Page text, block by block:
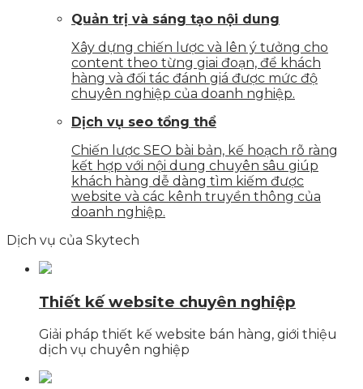
Quản trị và sáng tạo nội dung
Xây dựng chiến lược và lên ý tưởng cho
content theo từng giai đoạn, để khách
hàng và đối tác đánh giá được mức độ
chuyên nghiệp của doanh nghiệp.
Dịch vụ seo tổng thể
Chiến lược SEO bài bản, kế hoạch rõ ràng
kết hợp với nội dung chuyên sâu giúp
khách hàng dễ dàng tìm kiếm được
website và các kênh truyền thông của
doanh nghiệp.
Dịch vụ của Skytech
Thiết kế website chuyên nghiệp
Giải pháp thiết kế website bán hàng, giới thiệu
dịch vụ chuyên nghiệp